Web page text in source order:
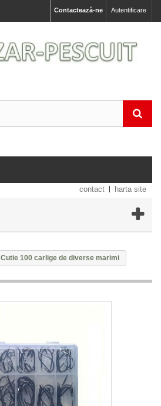
Autentificare
Contactează-ne
contact harta site
Cutie 100 carlige de diverse marimi